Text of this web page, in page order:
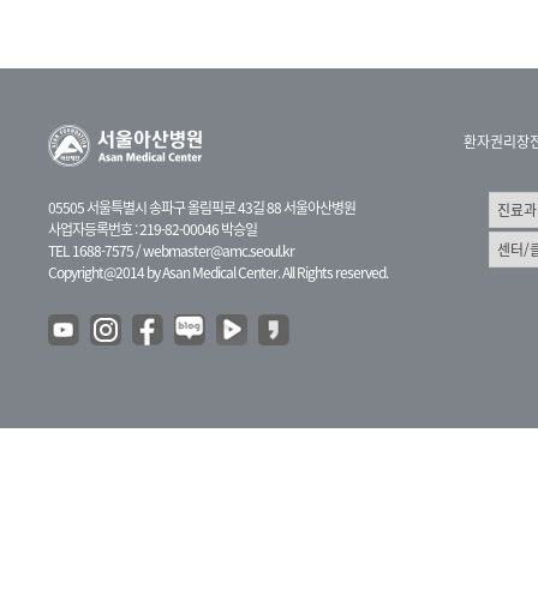
05505 서울특별시 송파구 올림픽로 43길 88 서울아산병원
사업자등록번호 : 219-82-00046 박승일
TEL 1688-7575 /webmaster@amc.seoul.kr
Copyright@2014 by Asan Medical Center. All Rights reserved.
환자권리장